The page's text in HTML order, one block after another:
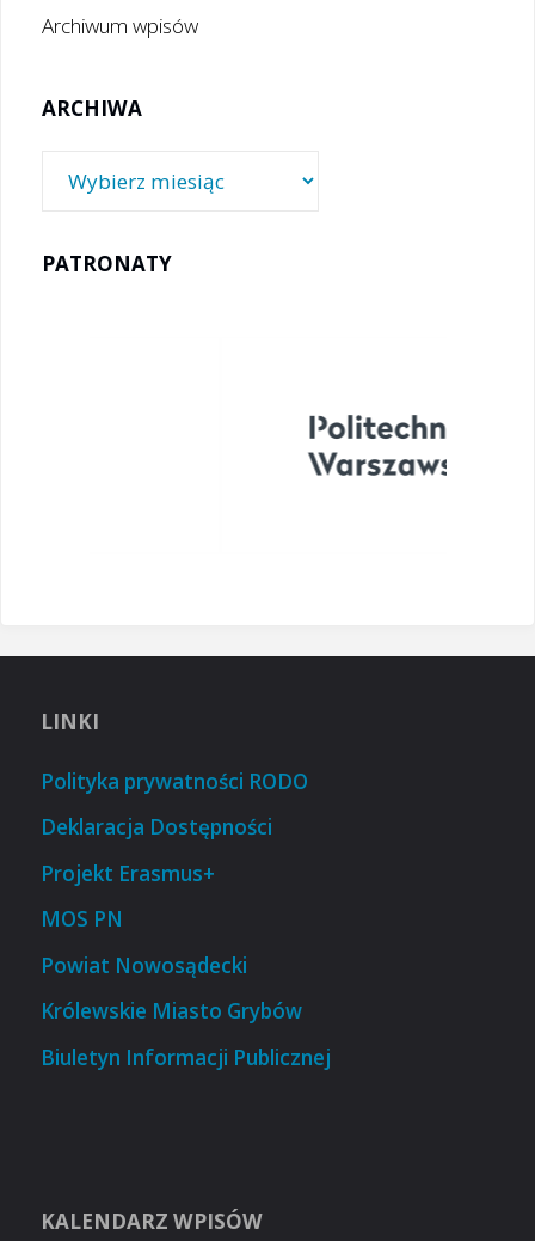
Archiwum wpisów
ARCHIWA
PATRONATY
LINKI
Polityka prywatności RODO
Deklaracja Dostępności
Projekt Erasmus+
MOS PN
Powiat Nowosądecki
Królewskie Miasto Grybów
Biuletyn Informacji Publicznej
KALENDARZ WPISÓW